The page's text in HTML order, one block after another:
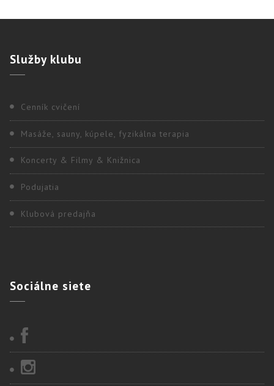
Službyklubu
Cenník cvičení
Masáže, sauny, kúpele, fyzikálna terapia
Koncerty & Filmy & Knižnica
Podujatia
Klubová predajňa
Sociálne siete